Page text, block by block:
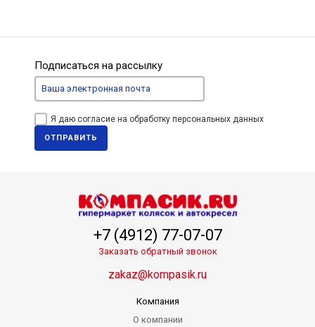
Подписаться на рассылку
Я даю согласие на обработку персональных данных
ОТПРАВИТЬ
+7 (4912) 77-07-07
Заказать обратный звонок
zakaz@kompasik.ru
Компания
О компании